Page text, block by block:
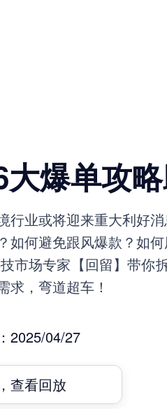
爆单攻
行业或将迎来重大利好
何避免跟风爆款？如
市场专家【回留】带你
求，弯道超车！
2025/04/27
查看回放